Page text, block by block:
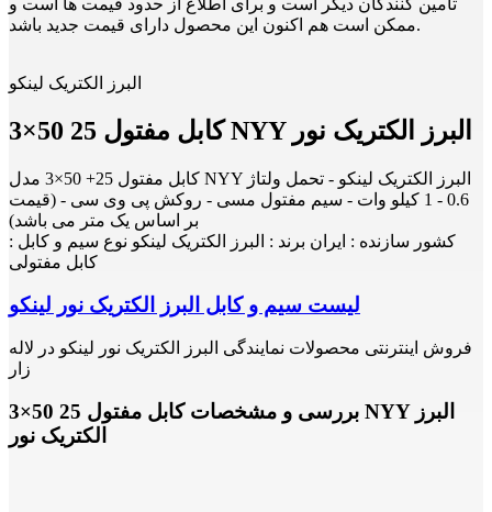
تامین کنندگان دیگر است و برای اطلاع از حدود قیمت ها است و
ممکن است هم اکنون این محصول دارای قیمت جدید باشد.
البرز الکتریک لینکو
کابل مفتول 25 50×3 NYY البرز الکتریک نور
کابل مفتول 25+ 50×3 مدل NYY البرز الکتریک لینکو - تحمل ولتاژ
0.6 - 1 کیلو وات - سیم مفتول مسی - روکش پی وی سی - (قیمت
بر اساس یک متر می باشد)
کشور سازنده : ایران برند : البرز الکتریک لینکو نوع سیم و کابل :
کابل مفتولی
لیست سیم و کابل البرز الکتریک نور لینکو
فروش اینترنتی محصولات نمایندگی البرز الکتریک نور لینکو در لاله
زار
بررسی و مشخصات کابل مفتول 25 50×3 NYY البرز
الکتریک نور